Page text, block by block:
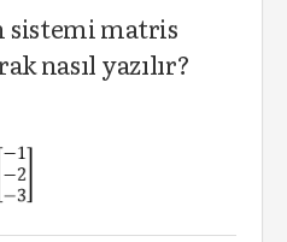
sistemi matris
nasıl yazılır?